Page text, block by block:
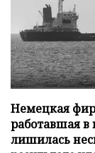
Немецкая
работавшая в
лишилась